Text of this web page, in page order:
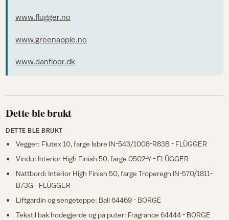
www.flugger.no
www.greenapple.no
www.danfloor.dk
Dette ble brukt
DETTE BLE BRUKT
Vegger: Flutex 10, farge Isbre IN-543/1008-R83B - FLÜGGER
Vindu: Interior High Finish 50, farge 0502-Y - FLÜGGER
Nattbord: Interior High Finish 50, farge Troperegn IN-570/1811-
B73G - FLÜGGER
Liftgardin og sengeteppe: Bali 64469 - BORGE
Tekstil bak hodegjerde og på puter: Fragrance 64444 - BORGE